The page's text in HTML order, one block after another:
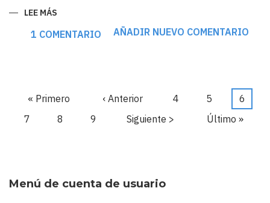
LEE MÁS
SALINAS:
EL
REALMENTE
EL
TERRITORIO
EN
1 COMENTARIO AÑADIR NUEVO COMENTARIO
Primera
página
« Primero
Página
anterior
‹ Anterior Página
4 Página
5
Página
actual
6
Página
7 Página
8 Página
9
Siguiente
Siguiente >
Última
Último »
Menú de cuenta de usuario